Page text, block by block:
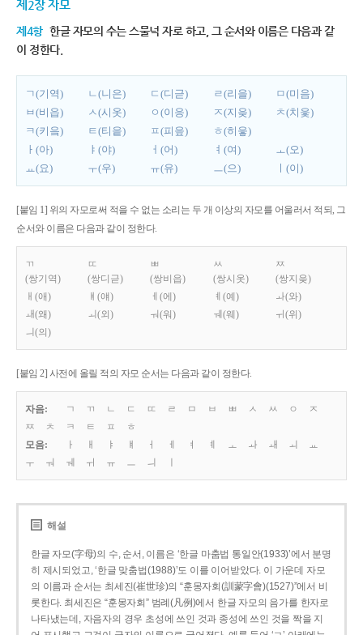
제2장 자모
제4항 한글 자모의 수는 스물넉 자로 하고, 그 순서와 이름은 다음과 같
이 정한다.
ㄱ(기역) ㄴ(니은) ㄷ(디귿) ㄹ(리을)
ㅁ(미음)
ㅂ(비읍)
ㅅ(시옷) ㅇ(이응) ㅈ(지읒)
ㅊ(치읓)
ㅋ(키읔)
ㅌ(티읕) ㅍ(피읖)
ㅎ(히읗)
ㅏ(아)
ㅑ(야) ㅓ(어) ㅕ(여)
ㅗ(오)
ㅛ(요)
ㅜ(우) ㅠ(유) ㅡ(으) ㅣ(이)
[붙임 1] 위의 자모로써 적을 수 없는 소리는 두 개 이상의 자모를 어울러서 적되, 그
순서와 이름은 다음과 같이 정한다.
ㄲ
(쌍기역)
ㄸ
(쌍디귿)
ㅃ
(쌍비읍)
ㅆ
(쌍시옷)
ㅉ
(쌍지읒)
ㅐ(애)
ㅒ(얘) ㅔ(에) ㅖ(예)
ㅘ(와)
ㅙ(왜)
ㅚ(외) ㅝ(워) ㅞ(웨)
ㅟ(위)
ㅢ(의)
[붙임 2] 사전에 올릴 적의 자모 순서는 다음과 같이 정한다.
자음: ㄱ ㄲ ㄴ ㄷ ㄸ ㄹ ㅁ ㅂ ㅃ ㅅ ㅆ ㅇ
ㅈ
ㅉ
ㅊ ㅋ ㅌ ㅍ
ㅎ
모음:
ㅏ ㅐ ㅑ ㅒ ㅓ ㅔ ㅕ ㅖ ㅗ ㅘ ㅙ ㅚ
ㅛ
ㅜ
ㅝ ㅞ ㅟ ㅠ ㅡ ㅢ
해설
한글 자모(字母)의 수, 순서, 이름은 ‘한글 마춤법 통일안(1933)’에서 분명
히 제시되었고, ‘한글 맞춤법(1988)’도 이를 이어받았다. 이 가운데 자모
의 이름과 순서는 최세진(崔世珍)의 “훈몽자회(訓蒙字會)(1527)”에서 비
롯한다. 최세진은 “훈몽자회” 범례(凡例)에서 한글 자모의 음가를 한자로
나타냈는데, 자음자의 경우 초성에 쓰인 것과 종성에 쓰인 것을 짝을 지